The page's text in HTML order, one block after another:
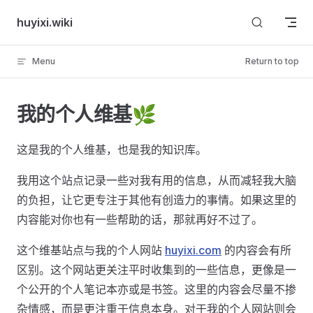
Skip to content
huyixi.wiki
Menu Return to top
我的个人维基🌿
这是我的个人维基，也是我的知识库。
我用这个站点记录一些对我有用的信息，从而减轻我大脑
的负担，让它更专注于其他有创造力的事情。如果这里的
内容能对你也有一些帮助的话，那就再好不过了。
这个维基站点与我的个人网站 huyixi.com 的内容会有所
区别。这个网站更关注平时收集到的一些信息，更像是一
个公开的个人笔记本亦或是书签。这里的内容会尽量不掺
杂情感，而是更注重于信息本身。对于我的个人网站则会